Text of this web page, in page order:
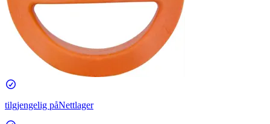
tilgjengelig påNettlager